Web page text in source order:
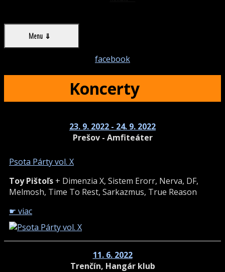
facebook
Koncerty
23. 9. 2022 - 24. 9. 2022
Prešov - Amfiteáter
Psota Párty vol. X
Toy Pištoľs + Dimenzia X, Sistem Erorr, Nerva, DF,
Melmosh, Time To Rest, Sarkazmus, True Reason
☛ viac
11. 6. 2022
Trenčín, Hangár klub